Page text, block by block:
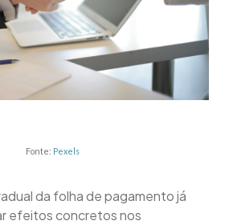
Fonte: Pexels
da folha de pagamento já
efeitos concretos nos